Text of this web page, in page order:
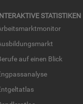
STA­TIS­TI­KEN
auf einen Blick